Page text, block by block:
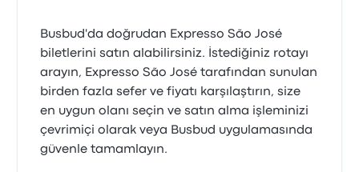
Busbud'da doğrudan Expresso São José
biletlerini satın alabilirsiniz. İstediğiniz rotayı
arayın, Expresso São José tarafından sunulan
birden fazla sefer ve fiyatı karşılaştırın, size
en uygun olanı seçin ve satın alma işleminizi
çevrimiçi olarak veya Busbud uygulamasında
güvenle tamamlayın.